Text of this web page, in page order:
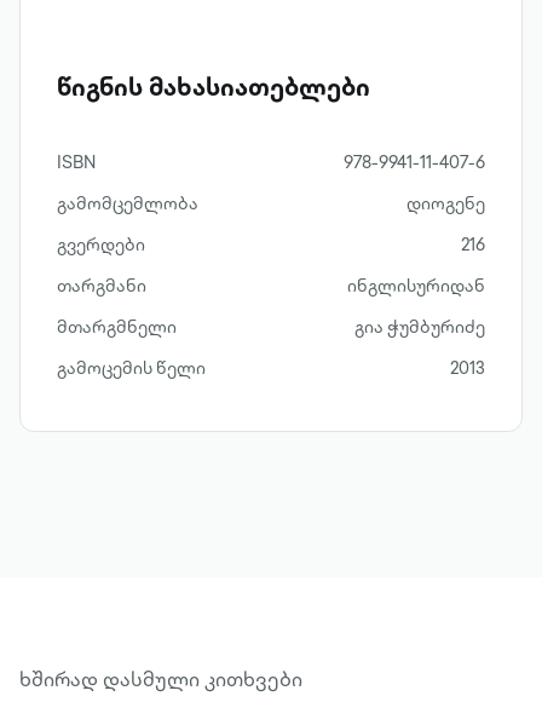
ამჭყივლებლებით, ამგდებ-
გროვით“ გაბრუებული მთავარი გმირის -
რაულ დიუკისა და მისი ადვოკატის ლას-
ვეგასში, ამერიკული ოცნების საძიებლად
გამგზავრების ამბავი.
წიგნის მახასიათებლები
ISBN
978-9941-11-407-6
გამომცემლობა
დიოგენე
გვერდები
216
თარგმანი
ინგლისურიდან
მთარგმნელი
გია ჭუმბურიძე
გამოცემის წელი
2013
ხშირად დასმული კითხვები